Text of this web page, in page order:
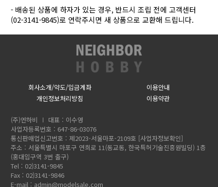
- 배송된 상품에 하자가 있는 경우, 반드시 조립 전에 고객센터
(02-3141-9845)로 연락주시면 새 상품으로 교환해 드립니다.
회사소개/약도/입금계좌
이용안내
개인정보처리방침
이용약관
(주)엔하비
대표 : 이수영
사업자등록번호 : 647-86-03076
통신판매업신고번호 : 제2023-서울마포-2109호 [사업자정보확인]
주소 : 서울특별시 마포구 연희로 11(동교동, 한국특허기술진흥원빌딩) 1층
(홍대입구역 3번 출구)
Tel : 02)3141-9845
Fax : 02)3141-9846
E-mail : admin@modelsale.com